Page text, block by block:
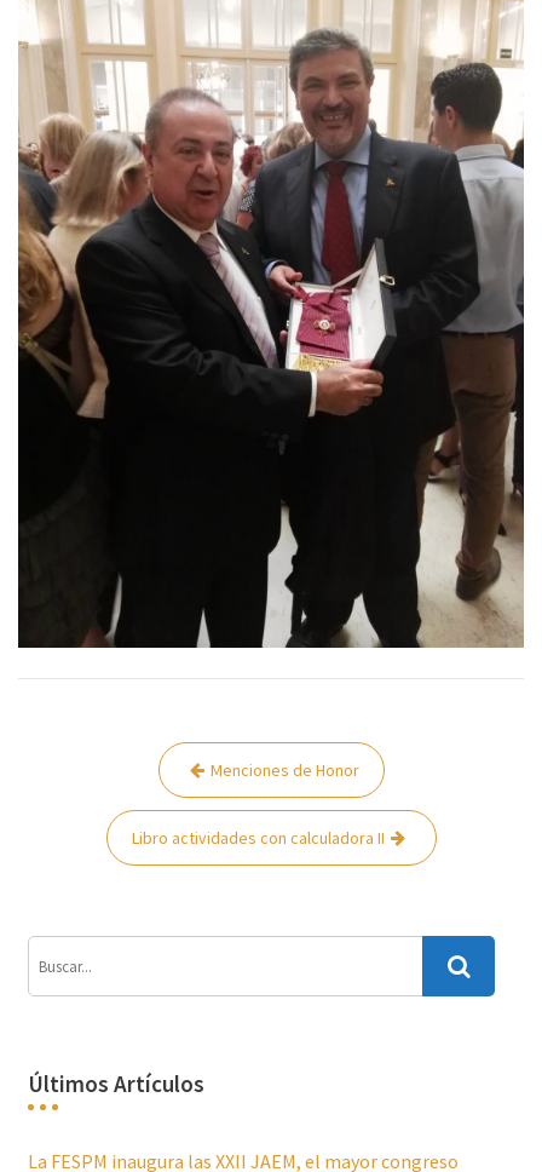
Navegación
entradas
Menciones de Honor
Libro actividades con calculadora II
Últimos Artículos
La FESPM inaugura las XXII JAEM, el mayor congreso